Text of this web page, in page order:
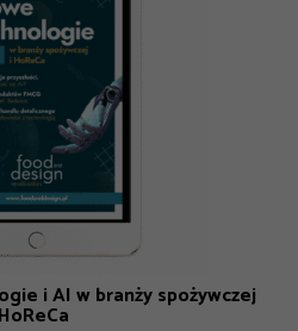
i AI w branży spożywczej